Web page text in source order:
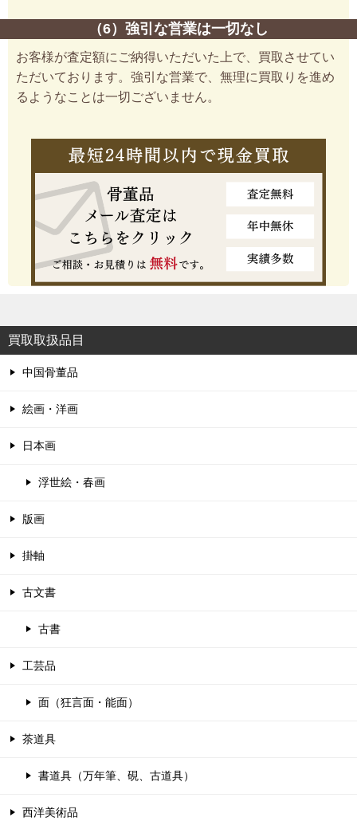
（6）強引な営業は一切なし
お客様が査定額にご納得いただいた上で、買取させてい
ただいております。強引な営業で、無理に買取りを進め
るようなことは一切ございません。
買取取扱品目
中国骨董品
絵画・洋画
日本画
浮世絵・春画
版画
掛軸
古文書
古書
工芸品
面（狂言面・能面）
茶道具
書道具（万年筆、硯、古道具）
西洋美術品